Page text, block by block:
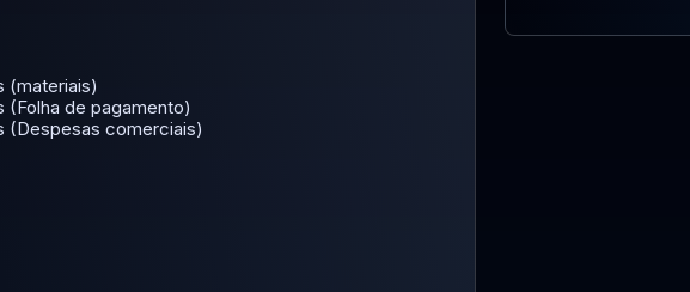
(materiais)
(Folha de pagamento)
(Despesas comerciais)